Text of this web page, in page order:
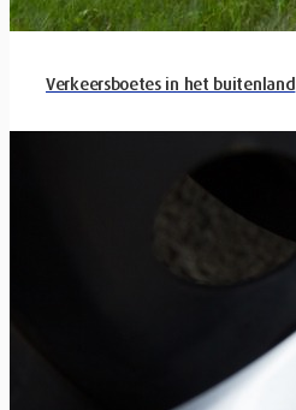
Verkeersboetes in het buitenland